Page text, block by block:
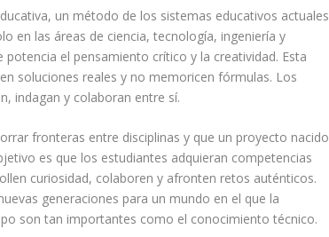
un método de los sistemas educativos actuales
en las áreas de ciencia, tecnología, ingeniería y
el pensamiento crítico y la creatividad. Esta
soluciones reales y no memoricen fórmulas. Los
indagan y colaboran entre sí.
fronteras entre disciplinas y que un proyecto nacido
es que los estudiantes adquieran competencias
curiosidad, colaboren y afronten retos auténticos.
generaciones para un mundo en el que la
son tan importantes como el conocimiento técnico.